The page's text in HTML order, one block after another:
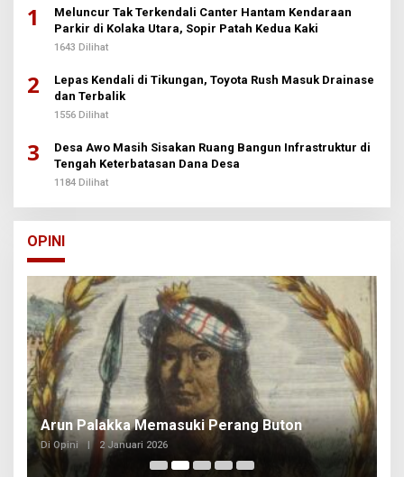
1
Meluncur Tak Terkendali Canter Hantam Kendaraan
Parkir di Kolaka Utara, Sopir Patah Kedua Kaki
1643 Dilihat
2
Lepas Kendali di Tikungan, Toyota Rush Masuk Drainase
dan Terbalik
1556 Dilihat
3
Desa Awo Masih Sisakan Ruang Bangun Infrastruktur di
Tengah Keterbatasan Dana Desa
1184 Dilihat
OPINI
Arun Palakka Memasuki Perang Buton
Di Opini | 2 Januari 2026